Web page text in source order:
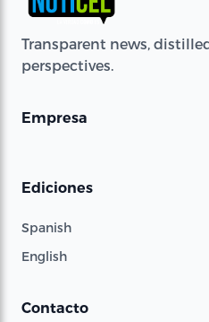
Transparent news,
perspectives.
Empresa
Ediciones
Spanish
English
Contacto